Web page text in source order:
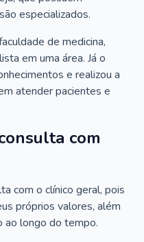
especializados.
de medicina,
em uma área. Já o
e realizou a
atender pacientes e
com
com o clínico geral, pois
próprios valores, além
ao longo do tempo.